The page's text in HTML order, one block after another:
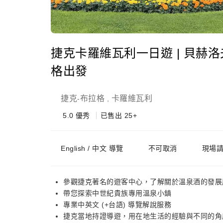
捷克卡羅維瓦利一日遊 | 貝赫
格出發
捷克-布拉格 卡羅維瓦利
5.0 優秀 已售出 25+
English / 中文 導覽 不可取消 現場
參觀捷克著名的遊客中心，了解關於溫泉酒的發
帶您探索中世紀貴族專用溫泉小鎮
專業中英文 (+台語) 導覽解說服務
捷克當地持證導遊，用在地生活的經驗與不同的